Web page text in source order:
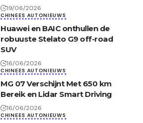
19/06/2026
CHINEES AUTONIEUWS
Huawei en BAIC onthullen de
robuuste Stelato G9 off-road
SUV
16/06/2026
CHINEES AUTONIEUWS
MG 07 Verschijnt Met 650 km
Bereik en Lidar Smart Driving
16/06/2026
CHINEES AUTONIEUWS